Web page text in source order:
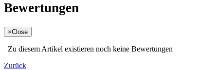
Bewertungen
×Close
Zu diesem Artikel existieren noch keine Bewertungen
Zurück